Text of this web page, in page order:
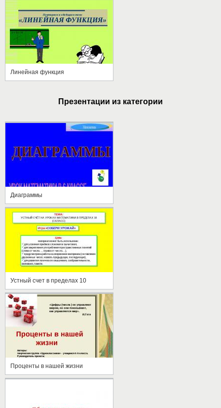
Линейная функция
Презентации из категории
Диаграммы
Устный счет в пределах 10
Проценты в нашей жизни